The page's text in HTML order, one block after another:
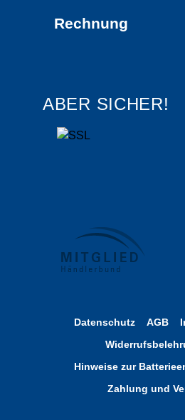
Rechnung
ABER SICHER!
Datenschutz AGB
Hinweise zur
Zahlung und